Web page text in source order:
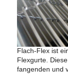
Flach-Flex ist
Flexgurte.
fangenden und